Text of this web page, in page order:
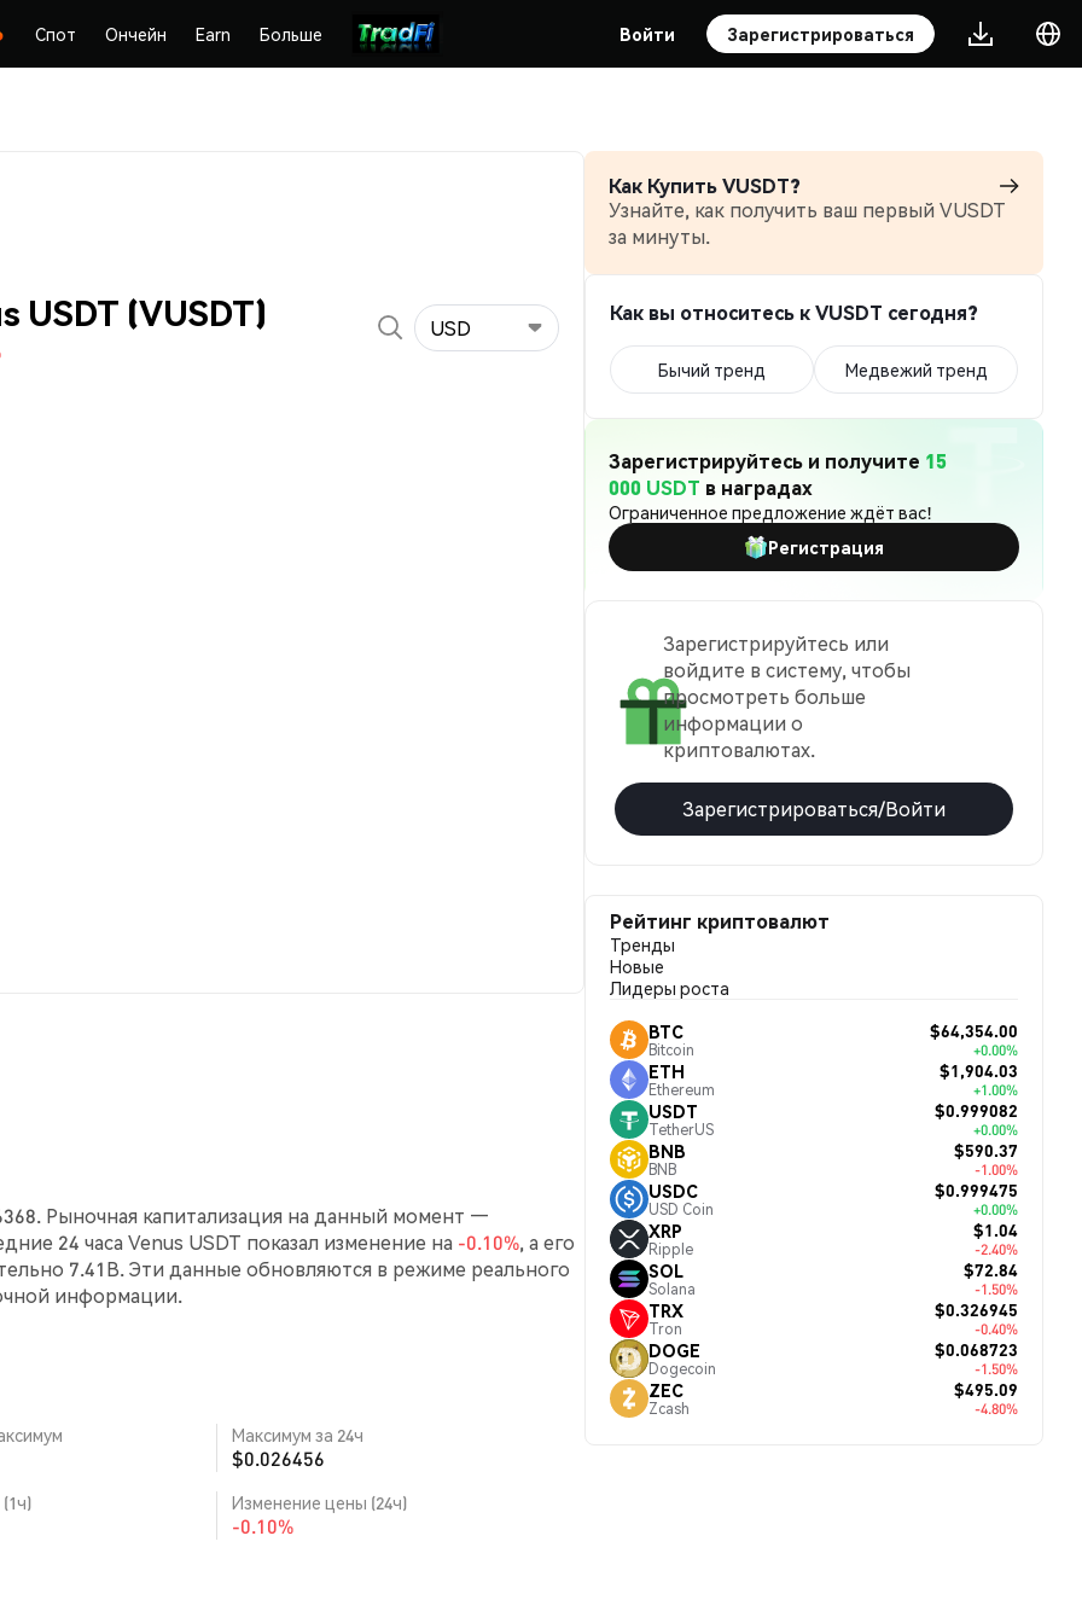
Спот Ончейн Earn Больше Войти Зарегистрироваться
USDT (VUSDT) USD
Рыночная капитализация на данный момент —
24 часа Venus USDT показал изменение на -0.10%, а его
7.41B. Эти данные обновляются в режиме реального
информации.
Максимум за 24ч
$0.026456
Изменение цены (24ч)
-0.10%
Как Купить VUSDT?
Узнайте, как получить ваш первый VUSDT
за минуты.
Как вы относитесь к VUSDT сегодня?
Бычий тренд Медвежий тренд
Зарегистрируйтесь и получите 15
000 USDT в наградах
Ограниченное предложение ждёт вас!
Регистрация
Зарегистрируйтесь или
войдите в систему, чтобы
просмотреть больше
информации о
криптовалютах.
Зарегистрироваться/Войти
Рейтинг криптовалют
Тренды
Новые
Лидеры роста
BTC
Bitcoin
$64,354.00
+0.00%
ETH
Ethereum
$1,904.03
+1.00%
USDT
TetherUS
$0.999082
+0.00%
BNB
BNB
$590.37
-1.00%
USDC
USD Coin
$0.999475
+0.00%
XRP
Ripple
$1.04
-2.40%
SOL
Solana
$72.84
-1.50%
TRX
Tron
$0.326945
-0.40%
DOGE
Dogecoin
$0.068723
-1.50%
ZEC
Zcash
$495.09
-4.80%